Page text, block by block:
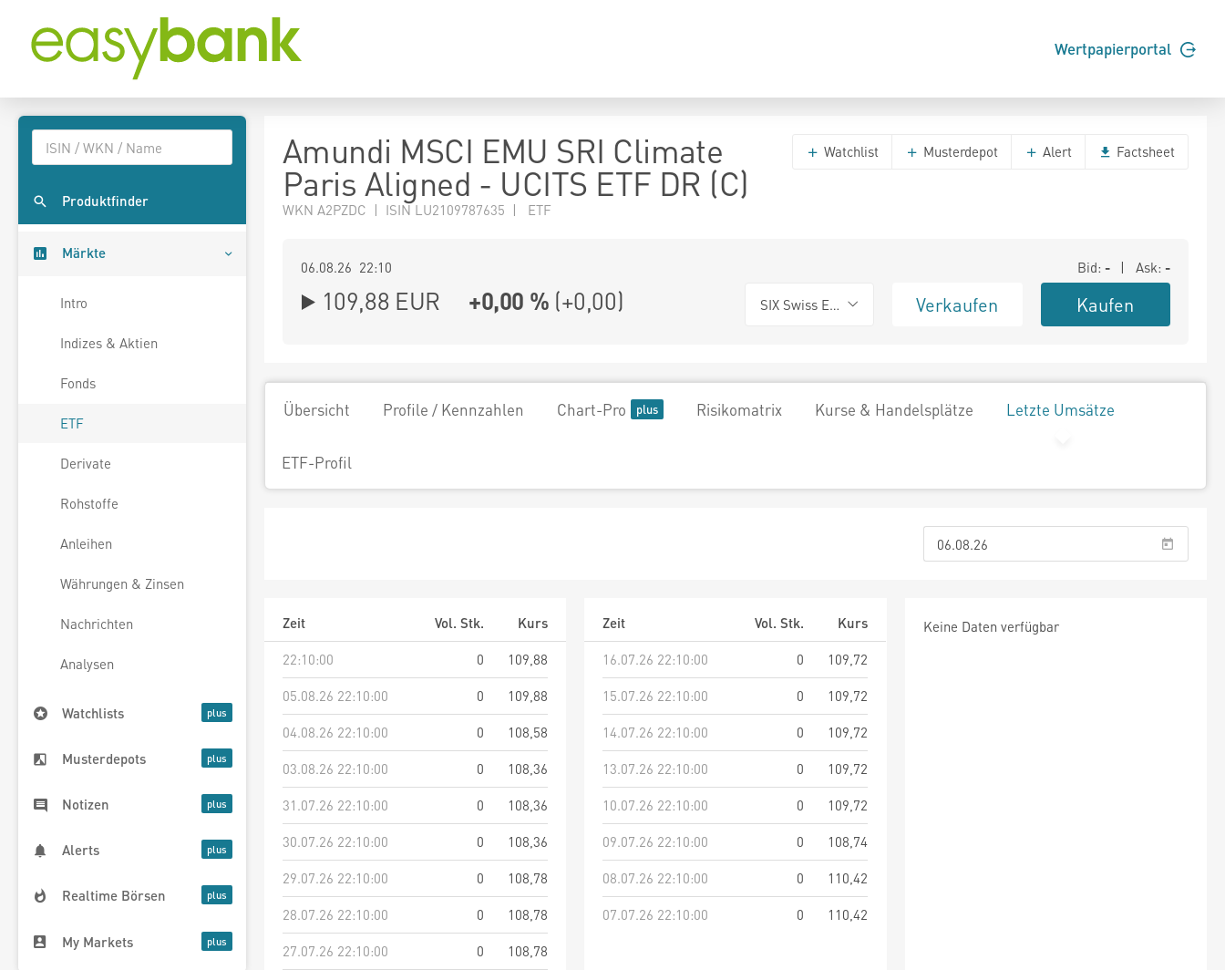
Wertpapierportal
Produktfinder
Märkte
Intro
Indizes & Aktien
Fonds
ETF
Derivate
Rohstoffe
Anleihen
Währungen & Zinsen
Nachrichten
Analysen
Watchlists
Musterdepots
Notizen
Alerts
Realtime Börsen
My Markets
Amundi MSCI EMU SRI Climate
Paris Aligned - UCITS ETF DR (C)
WKN A2PZDC | ISIN LU2109787635 | ETF
Watchlist Musterdepot Alert Factsheet
06.08.26 22:10 Bid: - | Ask: -
109,88 EUR +0,00 % (+0,00) SIX Swiss Exchange Verkaufen Kaufen
Übersicht Profile / Kennzahlen Chart-Pro Risikomatrix Kurse & Handelsplätze Letzte Umsätze
ETF-Profil
Zeit Vol. Stk.
Kurs
22:10:00
0
109,88
05.08.26 22:10:00
0
109,88
04.08.26 22:10:00
0
108,58
03.08.26 22:10:00
0
108,36
31.07.26 22:10:00
0
108,36
30.07.26 22:10:00
0
108,36
29.07.26 22:10:00
0
108,78
28.07.26 22:10:00
0
108,78
27.07.26 22:10:00
0
108,78
Zeit Vol. Stk.
Kurs
16.07.26 22:10:00
0
109,72
15.07.26 22:10:00
0
109,72
14.07.26 22:10:00
0
109,72
13.07.26 22:10:00
0
109,72
10.07.26 22:10:00
0
109,72
09.07.26 22:10:00
0
108,74
08.07.26 22:10:00
0
110,42
07.07.26 22:10:00
0 110,42
Keine Daten verfügbar